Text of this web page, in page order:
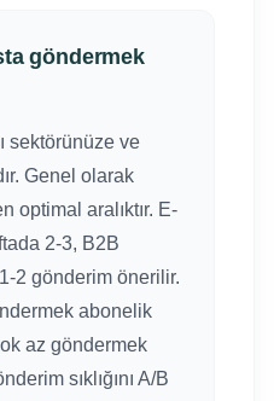
göndermek
sektörünüze ve
Genel olarak
optimal aralıktır. E-
2-3, B2B
2 gönderim önerilir.
abonelik
az göndermek
sıklığını A/B